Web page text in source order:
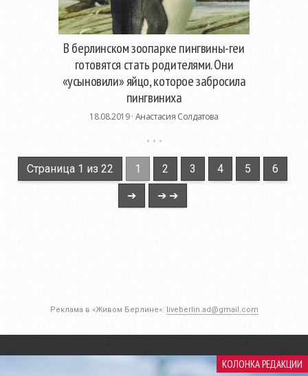
В берлинском зоопарке пингвины-геи
готовятся стать родителями. Они
«усыновили» яйцо, которое забросила
пингвиниха
18.08.2019 · Анастасия Солдатова
Страница 1 из 22 1 2 3 4 5 6
➔ ➔ ➔
Реклама в «Живом Берлине»: liveberlin.ad@gmail.com
КОЛОНКА РЕДАКЦИИ